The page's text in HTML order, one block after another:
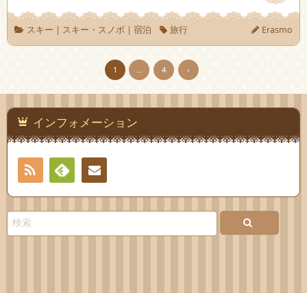
スキー | スキー・スノボ | 宿泊 旅行 Erasmo
1 4 ›
インフォメーション
RSS
Feedlyお問